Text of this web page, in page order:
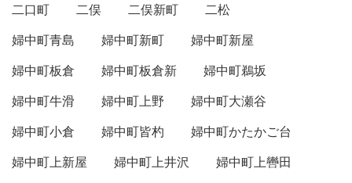
二口町
二俣 二俣新町
二松
婦中町青島
婦中町新町
婦中町新屋
婦中町板倉
婦中町板倉新
婦中町鵜坂
婦中町牛滑
婦中町上野
婦中町大瀬谷
婦中町小倉
婦中町皆杓
婦中町かたかご台
婦中町上新屋
婦中町上井沢
婦中町上轡田